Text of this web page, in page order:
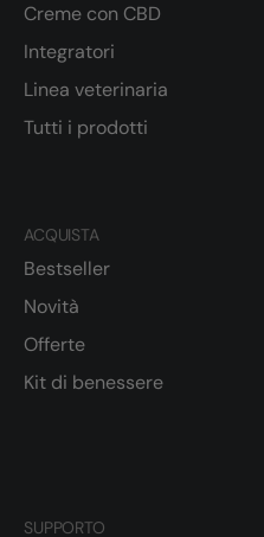
Creme con CBD
Integratori
Linea veterinaria
Tutti i prodotti
ACQUISTA
Bestseller
Novità
Offerte
Kit di benessere
SUPPORTO